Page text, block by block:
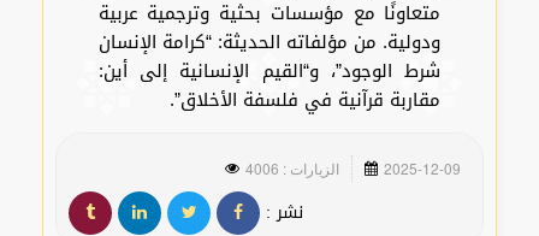
متعاونًا مع مؤسسات بحثية وترجمية عربية
ودولية. من مؤلفاته الحديثة: “كرامة الإنسان
شرط الوجود”، و“القيم الإنسانية إلى أين:
مقاربة قرآنية في فلسفة الأخلاق”.
2025-12-09 الزيارات : 4006
نشر :